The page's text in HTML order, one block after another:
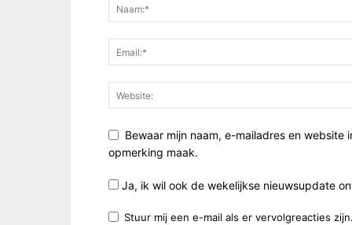
Bewaar mijn naam, e-mailadres en
opmerking maak.
Ja, ik wil ook de wekelijkse nieuwsupdate
Stuur mij een e-mail als er vervolgreacties